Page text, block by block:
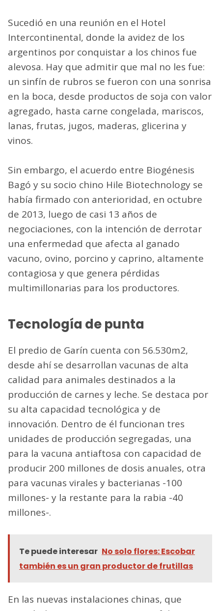
Sucedió en una reunión en el Hotel
Intercontinental, donde la avidez de los
argentinos por conquistar a los chinos fue
alevosa. Hay que admitir que mal no les fue:
un sinfín de rubros se fueron con una sonrisa
en la boca, desde productos de soja con valor
agregado, hasta carne congelada, mariscos,
lanas, frutas, jugos, maderas, glicerina y
vinos.
Sin embargo, el acuerdo entre Biogénesis
Bagó y su socio chino Hile Biotechnology se
había firmado con anterioridad, en octubre
de 2013, luego de casi 13 años de
negociaciones, con la intención de derrotar
una enfermedad que afecta al ganado
vacuno, ovino, porcino y caprino, altamente
contagiosa y que genera pérdidas
multimillonarias para los productores.
Tecnología de punta
El predio de Garín cuenta con 56.530m2,
desde ahí se desarrollan vacunas de alta
calidad para animales destinados a la
producción de carnes y leche. Se destaca por
su alta capacidad tecnológica y de
innovación. Dentro de él funcionan tres
unidades de producción segregadas, una
para la vacuna antiaftosa con capacidad de
producir 200 millones de dosis anuales, otra
para vacunas virales y bacterianas -100
millones- y la restante para la rabia -40
millones-.
Te puede interesar No solo flores: Escobar
también es un gran productor de frutillas
En las nuevas instalaciones chinas, que